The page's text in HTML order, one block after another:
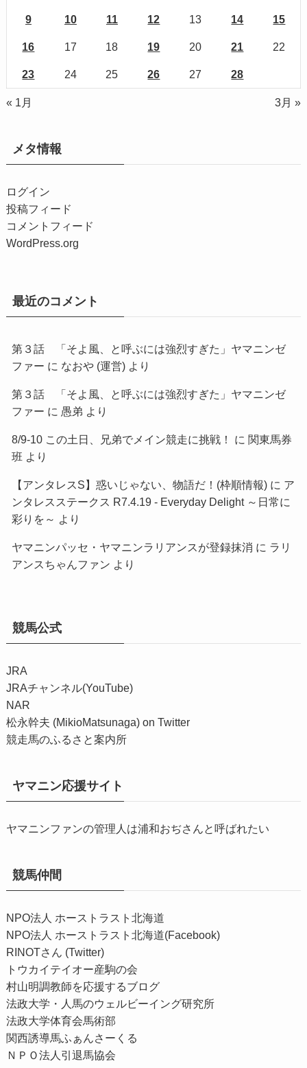
9 10 11 12 13 14 15
16 17 18 19 20 21 22
23 24 25 26 27 28
« 1月 3月 »
メタ情報
ログイン
投稿フィード
コメントフィード
WordPress.org
最近のコメント
第３話 「そよ風、と呼ぶには強烈すぎた」ヤマニンゼ
ファー に なおや (運営)より
第３話 「そよ風、と呼ぶには強烈すぎた」ヤマニンゼ
ファー に 愚弟 より
8/9-10 この土日、兄弟でメイン競走に挑戦！ に 関東馬券
班 より
【アンタレスS】惑いじゃない、物語だ！(枠順情報)に ア
ンタレスステークス R7.4.19 - Everyday Delight ～日常に
彩りを～ より
ヤマニンパッセ・ヤマニンラリアンスが登録抹消 に ラリ
アンスちゃんファン より
競馬公式
JRA
JRAチャンネル(YouTube)
NAR
松永幹夫 (MikioMatsunaga) on Twitter
競走馬のふるさと案内所
ヤマニン応援サイト
ヤマニンファンの管理人は浦和おぢさんと呼ばれたい
競馬仲間
NPO法人 ホーストラスト北海道
NPO法人 ホーストラスト北海道(Facebook)
RINOTさん (Twitter)
トウカイテイオー産駒の会
村山明調教師を応援するブログ
法政大学・人馬のウェルビーイング研究所
法政大学体育会馬術部
関西誘導馬ふぁんさーくる
ＮＰＯ法人引退馬協会